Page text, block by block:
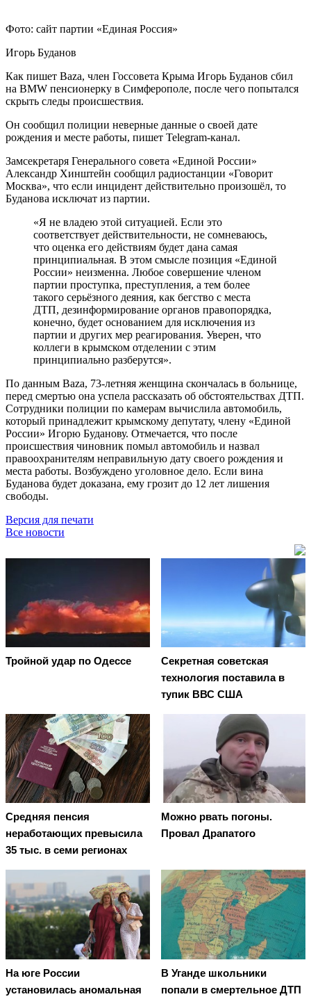
Фото: сайт партии «Единая Россия»
Игорь Буданов
Как пишет Baza, член Госсовета Крыма Игорь Буданов сбил
на BMW пенсионерку в Симферополе, после чего попытался
скрыть следы происшествия.
Он сообщил полиции неверные данные о своей дате
рождения и месте работы, пишет Telegram-канал.
Замсекретаря Генерального совета «Единой России»
Александр Хинштейн сообщил радиостанции «Говорит
Москва», что если инцидент действительно произошёл, то
Буданова исключат из партии.
«Я не владею этой ситуацией. Если это
соответствует действительности, не сомневаюсь,
что оценка его действиям будет дана самая
принципиальная. В этом смысле позиция «Единой
России» неизменна. Любое совершение членом
партии проступка, преступления, а тем более
такого серьёзного деяния, как бегство с места
ДТП, дезинформирование органов правопорядка,
конечно, будет основанием для исключения из
партии и других мер реагирования. Уверен, что
коллеги в крымском отделении с этим
принципиально разберутся».
По данным Baza, 73-летняя женщина скончалась в больнице,
перед смертью она успела рассказать об обстоятельствах ДТП.
Сотрудники полиции по камерам вычислила автомобиль,
который принадлежит крымскому депутату, члену «Единой
России» Игорю Буданову. Отмечается, что после
происшествия чиновник помыл автомобиль и назвал
правоохранителям неправильную дату своего рождения и
места работы. Возбуждено уголовное дело. Если вина
Буданова будет доказана, ему грозит до 12 лет лишения
свободы.
Версия для печати
Все новости
Тройной удар по Одессe
Секретная советская
технология поставила в
тупик ВВС США
Средняя пенсия
неработающих превысила
35 тыс. в семи регионах
Можно рвать погоны.
Провал Драпатого
На юге России
установилась аномальная
В Уганде школьники
попали в смертельное ДТП